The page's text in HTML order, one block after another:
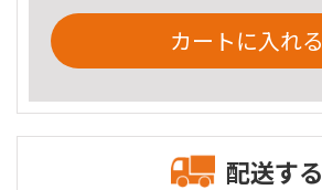
カートに入れる
配送する